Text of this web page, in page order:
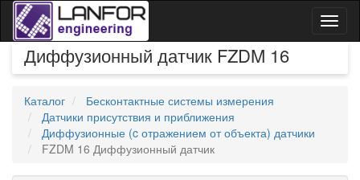
Диффузионный датчик FZDM 16
Каталог
Бесконтактные системы измерения
Датчики присутствия и приближения
Диффузионные (c отражением от объекта) датчики
FZDM 16 Диффузионный датчик